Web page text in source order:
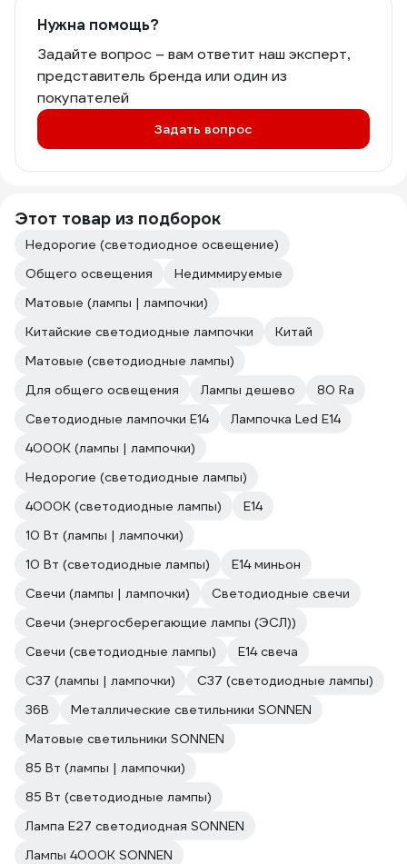
Нужна помощь?
Задайте вопрос – вам ответит наш эксперт,
представитель бренда или один из
покупателей
Задать вопрос
Этот товар из подборок
Недорогие (светодиодное освещение)
Общего освещения
Недиммируемые
Матовые (лампы | лампочки)
Китайские светодиодные лампочки
Китай
Матовые (светодиодные лампы)
Для общего освещения
Лампы дешево
80 Ra
Светодиодные лампочки E14
Лампочка Led E14
4000К (лампы | лампочки)
Недорогие (светодиодные лампы)
4000К (светодиодные лампы)
Е14
10 Вт (лампы | лампочки)
10 Вт (светодиодные лампы)
E14 миньон
Свечи (лампы | лампочки)
Светодиодные свечи
Свечи (энергосберегающие лампы (ЭСЛ))
Свечи (светодиодные лампы)
Е14 свеча
C37 (лампы | лампочки)
C37 (светодиодные лампы)
36В
Металлические светильники SONNEN
Матовые светильники SONNEN
85 Вт (лампы | лампочки)
85 Вт (светодиодные лампы)
Лампа E27 светодиодная SONNEN
Лампы 4000К SONNEN